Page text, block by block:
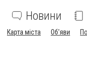
Новини
Карта міста Об'яви